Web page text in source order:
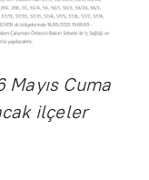
Mayıs Cuma
ilçeler